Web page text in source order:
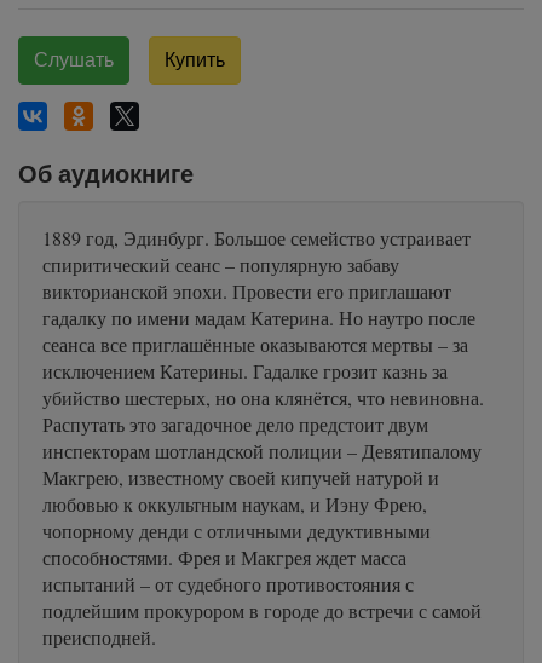
Слушать Купить
Об аудиокниге
1889 год, Эдинбург. Большое семейство устраивает
спиритический сеанс – популярную забаву
викторианской эпохи. Провести его приглашают
гадалку по имени мадам Катерина. Но наутро после
сеанса все приглашённые оказываются мертвы – за
исключением Катерины. Гадалке грозит казнь за
убийство шестерых, но она клянётся, что невиновна.
Распутать это загадочное дело предстоит двум
инспекторам шотландской полиции – Девятипалому
Макгрею, известному своей кипучей натурой и
любовью к оккультным наукам, и Иэну Фрею,
чопорному денди с отличными дедуктивными
способностями. Фрея и Макгрея ждет масса
испытаний – от судебного противостояния с
подлейшим прокурором в городе до встречи с самой
преисподней.